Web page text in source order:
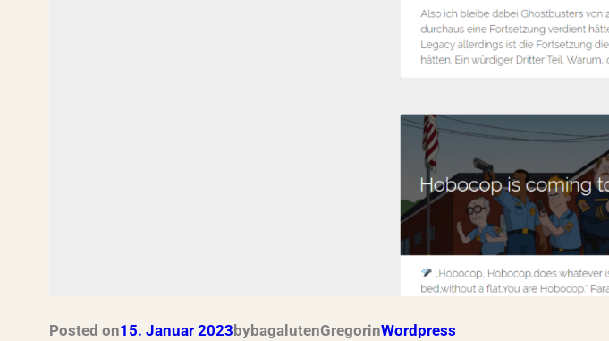
Posted on15. Januar 2023 bybagalutenGregorinWordpress